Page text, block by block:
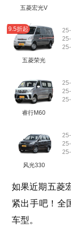
五菱宏光V
9.5折起
五菱荣光
睿行M60
风光330
如果近期五菱
紧出手吧！全
车型。